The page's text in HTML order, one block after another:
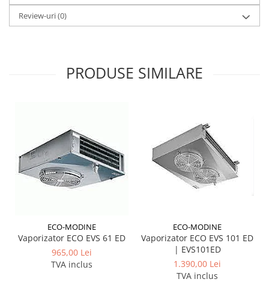
Review-uri(0)
PRODUSE SIMILARE
ECO-MODINE
Vaporizator ECO EVS 61 ED
965,00 Lei
TVA inclus
ECO-MODINE
Vaporizator ECO EVS 101 ED
| EVS101ED
1.390,00 Lei
TVA inclus